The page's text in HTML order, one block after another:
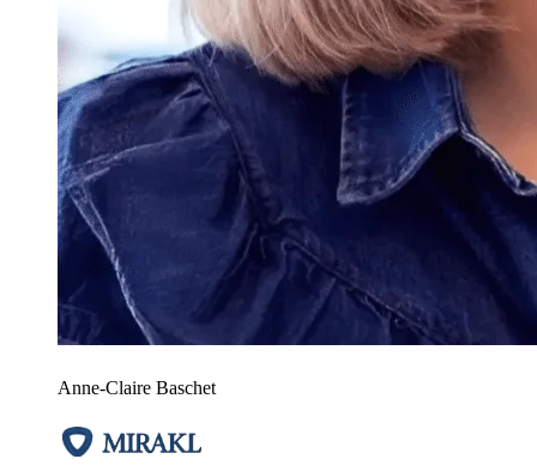
Anne-Claire Baschet